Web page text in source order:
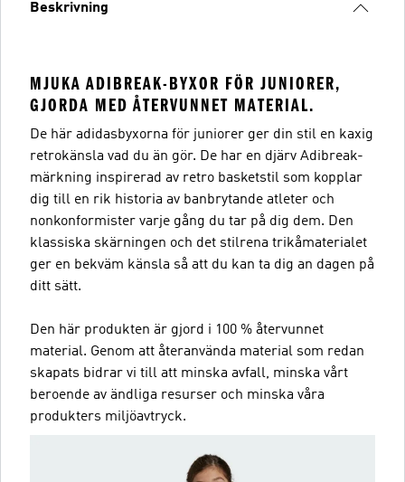
Beskrivning
MJUKA ADIBREAK-BYXOR FÖR JUNIORER,
GJORDA MED ÅTERVUNNET MATERIAL.
De här adidasbyxorna för juniorer ger din stil en kaxig
retrokänsla vad du än gör. De har en djärv Adibreak-
märkning inspirerad av retro basketstil som kopplar
dig till en rik historia av banbrytande atleter och
nonkonformister varje gång du tar på dig dem. Den
klassiska skärningen och det stilrena trikåmaterialet
ger en bekväm känsla så att du kan ta dig an dagen på
ditt sätt.
Den här produkten är gjord i 100 % återvunnet
material. Genom att återanvända material som redan
skapats bidrar vi till att minska avfall, minska vårt
beroende av ändliga resurser och minska våra
produkters miljöavtryck.